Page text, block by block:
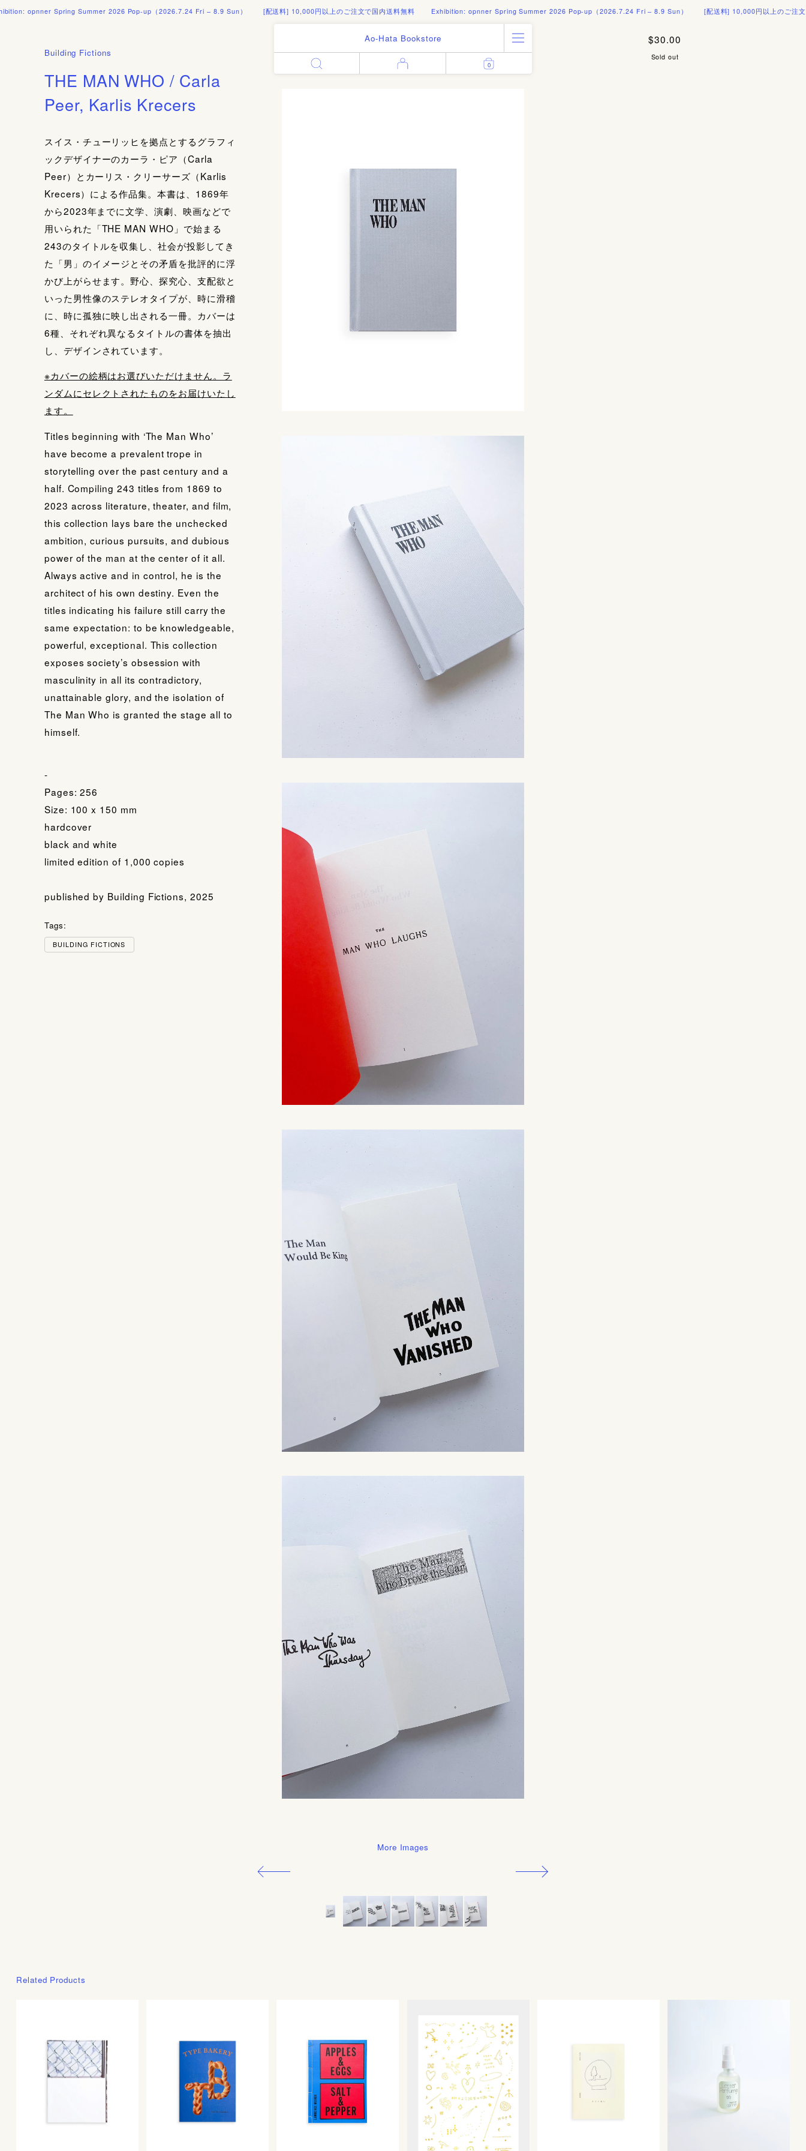
Spring Summer 2026 Pop-up（2026.7.24 Fri – 8.9 Sun） [配送料] 10,000円以上のご注文で国内送料無料 Exhibition: opnner Spring Summer 2026 Pop-up（2026.7.24 Fri – 8.9 Sun） [配送料] 10,000円以上のご注文で国内送料無
Ao-Hata Bookstore
All Products
Fashion
Out of Print
Artworks
Goods
Editorial
Enter
Forgot your password?
0
More Images
$30.00
Sold out
Building Fictions
THE MAN WHO / Carla
Peer, Karlis Krecers
スイス・チューリッヒを拠点とするグラフィ
ックデザイナーのカーラ・ピア（Carla
Peer）とカーリス・クリーサーズ（Karlis
Krecers）による作品集。本書は、1869年
から2023年までに文学、演劇、映画などで
用いられた「THE MAN WHO」で始まる
243のタイトルを収集し、社会が投影してき
た「男」のイメージとその矛盾を批評的に浮
かび上がらせます。野心、探究心、支配欲と
いった男性像のステレオタイプが、時に滑稽
に、時に孤独に映し出される一冊。カバーは
6種、それぞれ異なるタイトルの書体を抽出
し、デザインされています。
※カバーの絵柄はお選びいただけません。ラ
ンダムにセレクトされたものをお届けいたし
ます。
Titles beginning with ‘The Man Who’
have become a prevalent trope in
storytelling over the past century and a
half. Compiling 243 titles from 1869 to
2023 across literature, theater, and film,
this collection lays bare the unchecked
ambition, curious pursuits, and dubious
power of the man at the center of it all.
Always active and in control, he is the
architect of his own destiny. Even the
titles indicating his failure still carry the
same expectation: to be knowledgeable,
powerful, exceptional. This collection
exposes society’s obsession with
masculinity in all its contradictory,
unattainable glory, and the isolation of
The Man Who is granted the stage all to
himself.
-
Pages: 256
Size: 100 x 150 mm
hardcover
black and white
limited edition of 1,000 copies
published by Building Fictions, 2025
Tags:
BUILDING FICTIONS
Related Products